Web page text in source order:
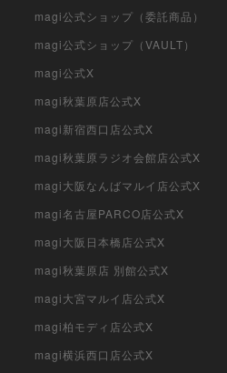
magi公式ショップ（委託商品）
magi公式ショップ（VAULT）
magi公式X
magi秋葉原店公式X
magi新宿西口店公式X
magi秋葉原ラジオ会館店公式X
magi大阪なんばマルイ店公式X
magi名古屋PARCO店公式X
magi大阪日本橋店公式X
magi秋葉原店 別館公式X
magi大宮マルイ店公式X
magi柏モディ店公式X
magi横浜西口店公式X